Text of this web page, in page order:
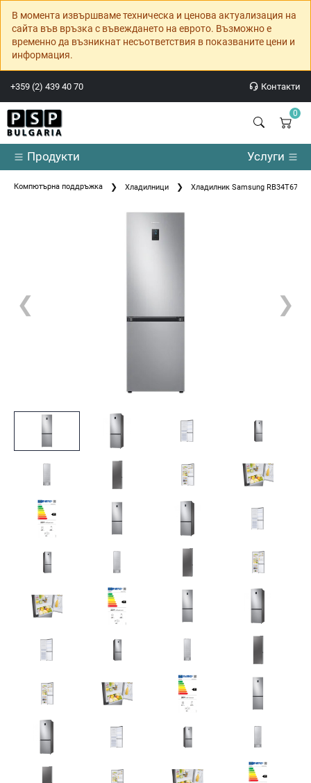
В момента извършваме техническа и ценова актуализация на
сайта във връзка с въвеждането на еврото. Възможно е
временно да възникнат несъответствия в показваните цени и
информация.
+359 (2) 439 40 70 Контакти
0
Продукти Услуги
Компютърна поддръжка Хладилници Хладилник Samsung
❮ ❯